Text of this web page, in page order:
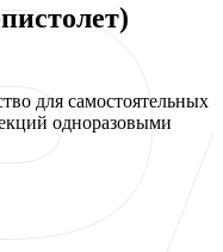
для самостоятельных
одноразовыми